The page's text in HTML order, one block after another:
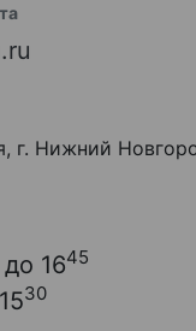
г. Нижний
до 1645
30